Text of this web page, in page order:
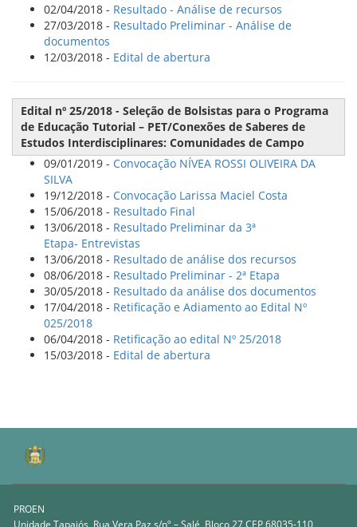
02/04/2018 - Resultado - Análise de recursos
27/03/2018 - Resultado Preliminar - Análise de
documentos
12/03/2018 - Edital de abertura
Edital nº 25/2018 - Seleção de Bolsistas para o Programa
de Educação Tutorial – PET/Conexões de Saberes de
Estudos Interdisciplinares: Comunidades de Campo
09/01/2019 - Convocação NÍVEA ROSSI OLIVEIRA DA
SILVA
19/12/2018 - Convocação Larissa Maciel Costa
15/06/2018 - Resultado Final
13/06/2018 - Resultado Preliminar da 3ª
Etapa- Entrevistas
13/06/2018 - Resultado de análise dos recursos
08/06/2018 - Resultado Preliminar - 2ª Etapa
30/05/2018 - Resultado da análise dos documentos
17/04/2018 - Retificação e Adiamento ao Edital Nº
025/2018
06/04/2018 - Retificação ao edital Nº 25/2018
15/03/2018 - Edital de abertura
PROEN